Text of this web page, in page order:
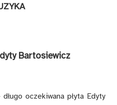
Bartosiewicz
oczekiwana płyta Edyty